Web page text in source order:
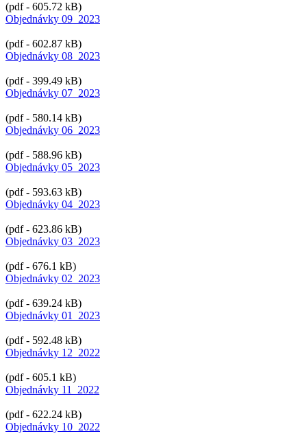
(pdf - 605.72 kB)
Objednávky 09_2023
(pdf - 602.87 kB)
Objednávky 08_2023
(pdf - 399.49 kB)
Objednávky 07_2023
(pdf - 580.14 kB)
Objednávky 06_2023
(pdf - 588.96 kB)
Objednávky 05_2023
(pdf - 593.63 kB)
Objednávky 04_2023
(pdf - 623.86 kB)
Objednávky 03_2023
(pdf - 676.1 kB)
Objednávky 02_2023
(pdf - 639.24 kB)
Objednávky 01_2023
(pdf - 592.48 kB)
Objednávky 12_2022
(pdf - 605.1 kB)
Objednávky 11_2022
(pdf - 622.24 kB)
Objednávky 10_2022